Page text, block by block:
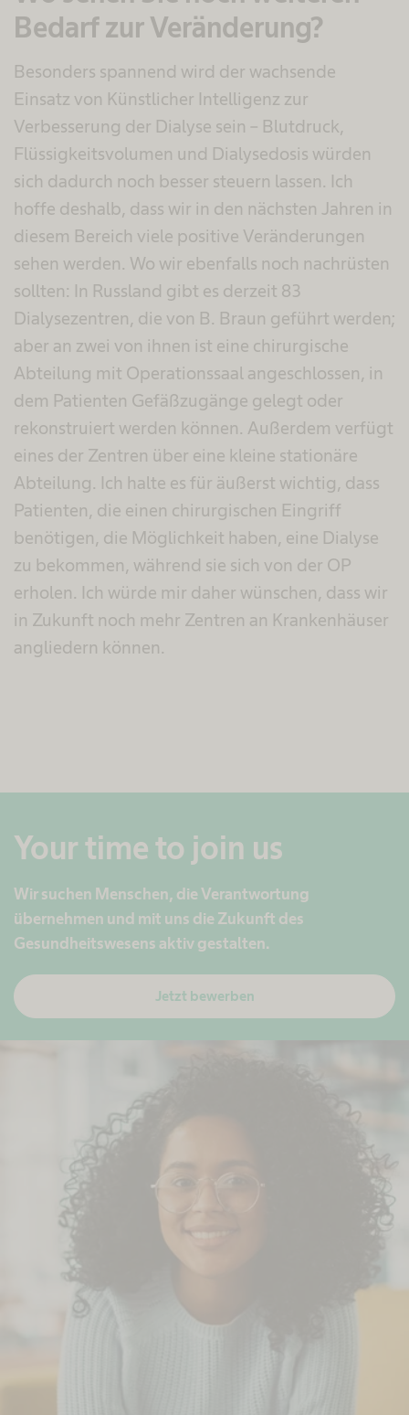
Bedarf zur Veränderung?
Besonders spannend wird der wachsende
Einsatz von Künstlicher Intelligenz zur
Verbesserung der Dialyse sein – Blutdruck,
Flüssigkeitsvolumen und Dialysedosis würden
sich dadurch noch besser steuern lassen. Ich
hoffe deshalb, dass wir in den nächsten Jahren in
diesem Bereich viele positive Veränderungen
sehen werden. Wo wir ebenfalls noch nachrüsten
sollten: In Russland gibt es derzeit 83
Dialysezentren, die von B. Braun geführt werden;
aber an zwei von ihnen ist eine chirurgische
Abteilung mit Operationssaal angeschlossen, in
dem Patienten Gefäßzugänge gelegt oder
rekonstruiert werden können. Außerdem verfügt
eines der Zentren über eine kleine stationäre
Abteilung. Ich halte es für äußerst wichtig, dass
Patienten, die einen chirurgischen Eingriff
benötigen, die Möglichkeit haben, eine Dialyse
zu bekommen, während sie sich von der OP
erholen. Ich würde mir daher wünschen, dass wir
in Zukunft noch mehr Zentren an Krankenhäuser
angliedern können.
Your time to join us
Wir suchen Menschen, die Verantwortung
übernehmen und mit uns die Zukunft des
Gesundheitswesens aktiv gestalten.
Jetzt bewerben